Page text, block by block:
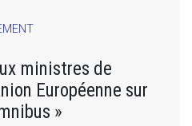
ministres de
Européenne sur
»